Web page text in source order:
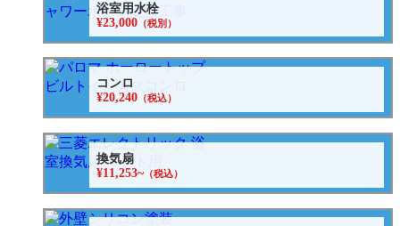
浴室用水栓
¥23,000 （税別）
コンロ
¥20,240 （税込）
換気扇
¥11,253~（税込）